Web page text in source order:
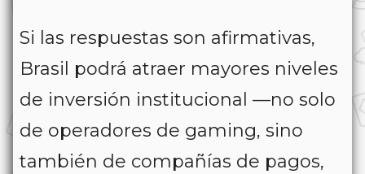
Si las respuestas son afirmativas,
Brasil podrá atraer mayores niveles
de inversión institucional —no solo
de operadores de gaming, sino
también de compañías de pagos,